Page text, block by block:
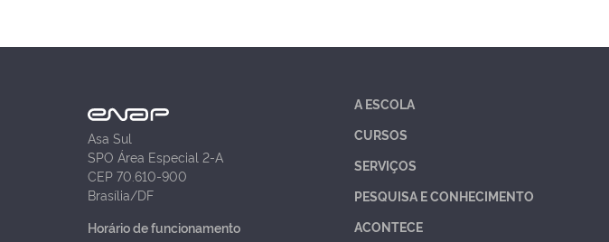
Asa Sul
SPO Área Especial 2-A
CEP 70.610-900
Brasília/DF
Horário de funcionamento
A ESCOLA
CURSOS
SERVIÇOS
PESQUISA E CONHECIMENTO
ACONTECE